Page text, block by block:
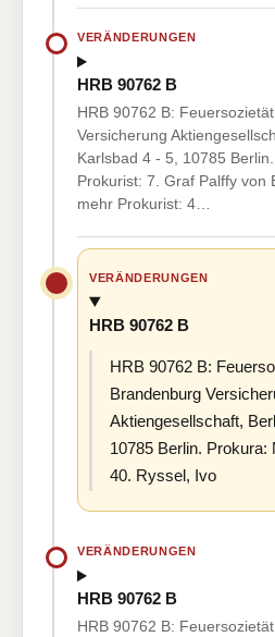
VERÄNDERUNGEN
HRB 90762 B
HRB 90762 B:
Versicherung
Karlsbad 4 - 5, 10785
Prokurist: 7. Graf Palffy von
mehr Prokurist: 4…
VERÄNDERUNGEN
HRB 90762 B
HRB 90762 B:
Brandenburg
Aktiengesellschaft,
10785 Berlin.
40. Ryssel, Ivo
VERÄNDERUNGEN
HRB 90762 B
HRB 90762 B: